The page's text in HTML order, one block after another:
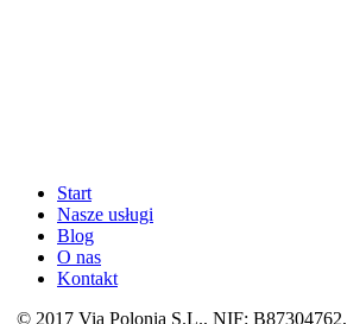
Start
Nasze usługi
Blog
O nas
Kontakt
© 2017 Via Polonia S.L., NIF: B87304762,